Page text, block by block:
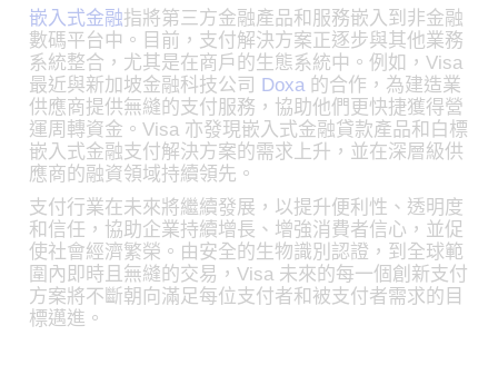
嵌入式金融指將第三方金融產品和服務嵌入到非金融
數碼平台中。目前，支付解決方案正逐步與其他業務
系統整合，尤其是在商戶的生態系統中。例如，Visa
最近與新加坡金融科技公司 Doxa的合作，為建造業
供應商提供無縫的支付服務，協助他們更快捷獲得營
運周轉資金。Visa 亦發現嵌入式金融貸款產品和白標
嵌入式金融支付解決方案的需求上升，並在深層級供
應商的融資領域持續領先。
支付行業在未來將繼續發展，以提升便利性、透明度
和信任，協助企業持續增長、增強消費者信心，並促
使社會經濟繁榮。由安全的生物識別認證，到全球範
圍內即時且無縫的交易，Visa 未來的每一個創新支付
方案將不斷朝向滿足每位支付者和被支付者需求的目
標邁進。